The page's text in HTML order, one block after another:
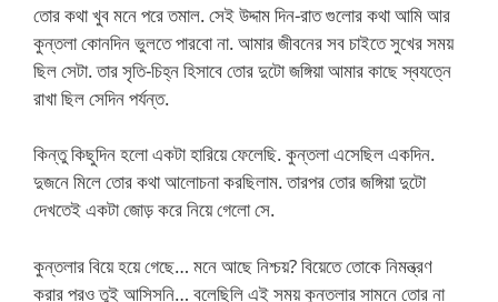
তোর কথা খুব মনে পরে তমাল. সেই উদ্দাম দিন-রাত গুলোর কথা আমি আর
কুন্তলা কোনদিন ভুলতে পারবো না. আমার জীবনের সব চাইতে সুখের সময়
ছিল সেটা. তার সৃতি-চিহ্ন হিসাবে তোর দুটো জঙ্গিয়া আমার কাছে স্বযত্নে
রাখা ছিল সেদিন পর্যন্ত.
কিন্তু কিছুদিন হলো একটা হারিয়ে ফেলেছি. কুন্তলা এসেছিল একদিন.
দুজনে মিলে তোর কথা আলোচনা করছিলাম. তারপর তোর জঙ্গিয়া দুটো
দেখতেই একটা জোড় করে নিয়ে গেলো সে.
কুন্তলার বিয়ে হয়ে গেছে… মনে আছে নিশ্চয়? বিয়েতে তোকে নিমন্ত্রণ
করার পরও তুই আসিসনি… বলেছিলি এই সময় কুন্তলার সামনে তোর না